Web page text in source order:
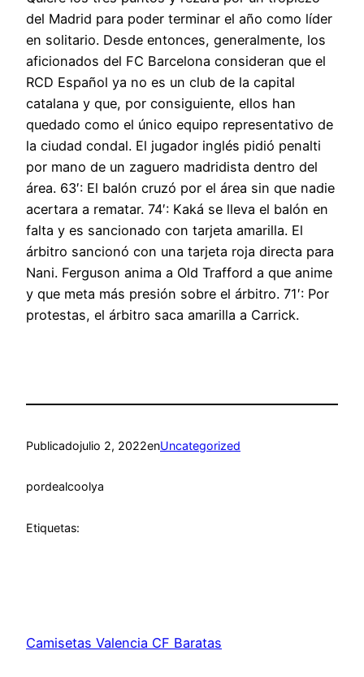
del Madrid para poder terminar el año como líder
en solitario. Desde entonces, generalmente, los
aficionados del FC Barcelona consideran que el
RCD Español ya no es un club de la capital
catalana y que, por consiguiente, ellos han
quedado como el único equipo representativo de
la ciudad condal. El jugador inglés pidió penalti
por mano de un zaguero madridista dentro del
área. 63′: El balón cruzó por el área sin que nadie
acertara a rematar. 74′: Kaká se lleva el balón en
falta y es sancionado con tarjeta amarilla. El
árbitro sancionó con una tarjeta roja directa para
Nani. Ferguson anima a Old Trafford a que anime
y que meta más presión sobre el árbitro. 71′: Por
protestas, el árbitro saca amarilla a Carrick.
Publicadojulio 2, 2022enUncategorized
pordealcoolya
Etiquetas:
Camisetas Valencia CF Baratas